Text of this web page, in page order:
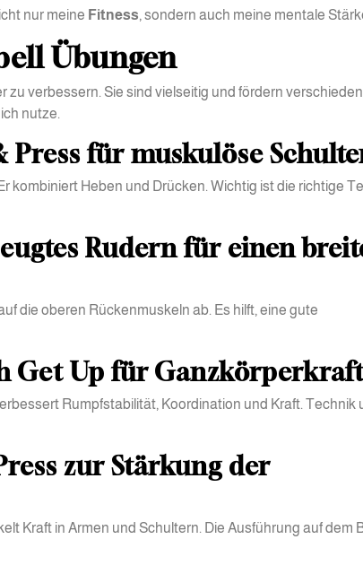
nur meine Fitness, sondern auch meine mentale
Übungen
zu verbessern. Sie sind vielseitig und fördern
nutze.
Press für muskulöse
kombiniert Heben und Drücken. Wichtig ist die richtige
Rudern für einen
die oberen Rückenmuskeln ab. Es hilft, eine gute
Get Up für
Rumpfstabilität, Koordination und Kraft. Technik
zur Stärkung der
Kraft in Armen und Schultern. Die Ausführung auf dem